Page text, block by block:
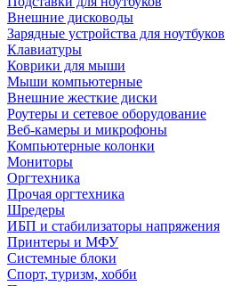
Внешние дисководы
Зарядные устройства для ноутбуков
Клавиатуры
Коврики для мыши
Мыши компьютерные
Внешние жесткие диски
Роутеры и сетевое оборудование
Веб-камеры и микрофоны
Компьютерные колонки
Мониторы
Оргтехника
Прочая оргтехника
Шредеры
ИБП и стабилизаторы напряжения
Принтеры и МФУ
Системные блоки
Спорт, туризм, хобби